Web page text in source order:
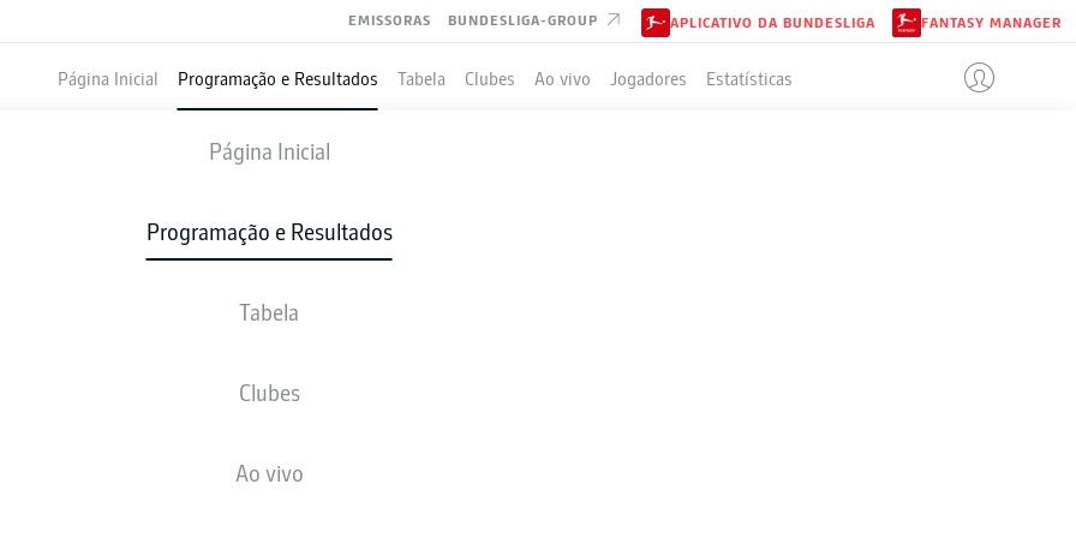
EMISSORAS BUNDESLIGA-GROUP APLICATIVO DA BUNDESLIGA FANTASY MANAGER
Página Inicial Programação e Resultados Tabela Clubes Ao vivo Jogadores Estatísticas
Página Inicial
Programação e Resultados
Tabela
Clubes
Ao vivo
LEVERKUSEN COLOGNE
ESCALAÇÕES
sex., 12.03.2027 - dom., 14.03.2027